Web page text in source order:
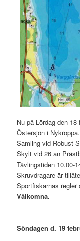
Nu på Lördag den
Östersjön i Nykroppa.
Samling vid Robust
Skylt vid 26 an
Tävlingstiden 10.00-
Skruvdragare är
Sportfiskarnas regler
Välkomna.
Söndagen d. 19